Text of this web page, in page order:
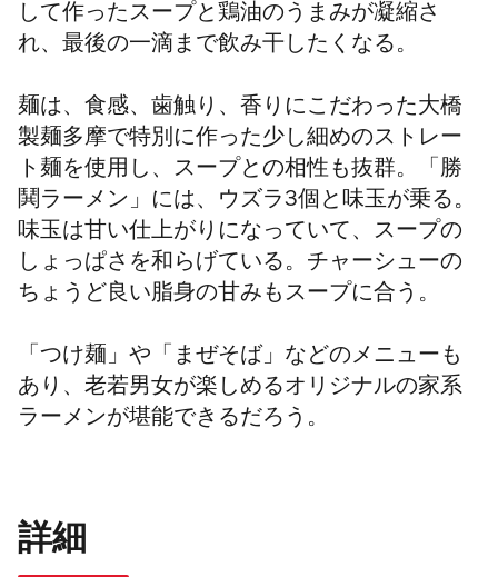
して作ったスープと鶏油のうまみが凝縮さ
れ、最後の一滴まで飲み干したくなる。
麺は、食感、歯触り、香りにこだわった大橋
製麺多摩で特別に作った少し細めのストレー
ト麺を使用し、スープとの相性も抜群。「勝
鬨ラーメン」には、ウズラ3個と味玉が乗る。
味玉は甘い仕上がりになっていて、スープの
しょっぱさを和らげている。チャーシューの
ちょうど良い脂身の甘みもスープに合う。
「つけ麺」や「まぜそば」などのメニューも
あり、老若男女が楽しめるオリジナルの家系
ラーメンが堪能できるだろう。
詳細